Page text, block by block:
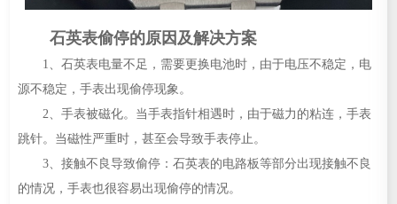
石英表偷停的原因及解决方案
1、石英表电量不足，需要更换电池时，由于电压不稳定，电
源不稳定，手表出现偷停现象。
2、手表被磁化。当手表指针相遇时，由于磁力的粘连，手表
跳针。当磁性严重时，甚至会导致手表停止。
3、接触不良导致偷停：石英表的电路板等部分出现接触不良
的情况，手表也很容易出现偷停的情况。